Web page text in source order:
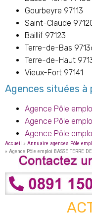
Gourbeyre 97113
Saint-Claude
Baillif 97123
Terre-de-Bas
Terre-de-Haut
Vieux-Fort 97141
Agences situées à
Agence Pôle
Agence Pôle
Agence Pôle
Accueil » Annuaire agences Pôle
» Agence Pôle emploi BASSE TERRE